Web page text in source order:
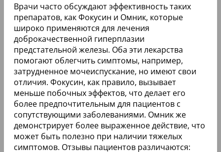
Врачи часто обсуждают эффективность таких
препаратов, как Фокусин и Омник, которые
широко применяются для лечения
доброкачественной гиперплазии
предстательной железы. Оба эти лекарства
помогают облегчить симптомы, например,
затрудненное мочеиспускание, но имеют свои
отличия. Фокусин, как правило, вызывает
меньше побочных эффектов, что делает его
более предпочтительным для пациентов с
сопутствующими заболеваниями. Омник же
демонстрирует более выраженное действие, что
может быть полезно при наличии тяжелых
симптомов. Отзывы пациентов различаются: